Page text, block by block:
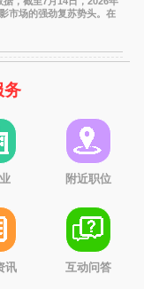
市场的强劲复苏势头。在
务
附近职位
讯 互动问答